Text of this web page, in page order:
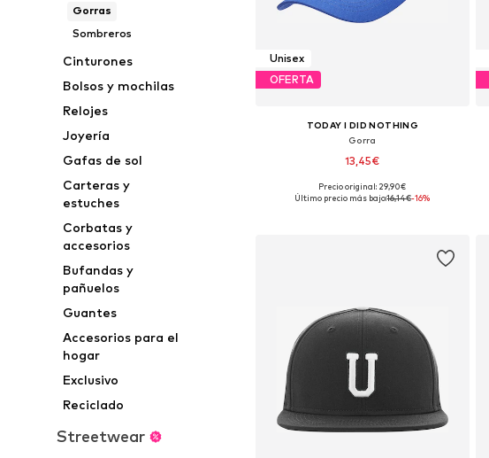
Gorras
Sombreros
Cinturones
Bolsos y mochilas
Relojes
Joyería
Gafas de sol
Carteras y
estuches
Corbatas y
accesorios
Bufandas y
pañuelos
Guantes
Accesorios para el
hogar
Exclusivo
Reciclado
Streetwear
Unisex
OFERTA
TODAY I DID NOTHING
Gorra
13,45€
Tallas disponibles: 55-60
Precio original: 29,90€
Último precio más bajo:16,14€-16%